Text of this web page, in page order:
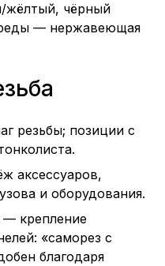
чёрный
— нержавеющая
резьбы; позиции с
аксессуаров,
и оборудования.
— крепление
«саморез с
благодаря